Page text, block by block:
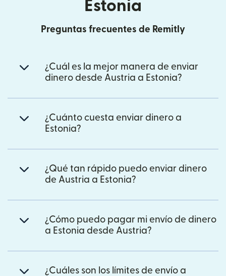
Estonia
Preguntas frecuentes de Remitly
¿Cuál es la mejor manera de enviar
dinero desde Austria a Estonia?
¿Cuánto cuesta enviar dinero a
Estonia?
¿Qué tan rápido puedo enviar dinero
de Austria a Estonia?
¿Cómo puedo pagar mi envío de dinero
a Estonia desde Austria?
¿Cuáles son los límites de envío a